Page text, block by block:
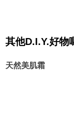
其他D.I.Y.好物
天然美肌霜